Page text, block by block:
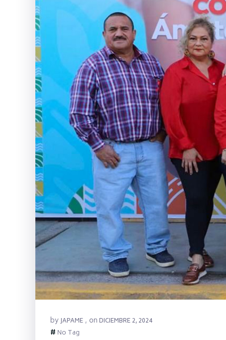
byJAPAME , onDICIEMBRE 2, 2024
# No Tag